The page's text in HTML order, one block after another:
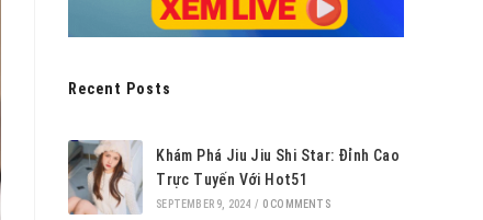
Recent Posts
Khám Phá Jiu Jiu Shi Star: Đỉnh Cao
Trực Tuyến Với Hot51
SEPTEMBER 9, 2024 / 0 COMMENTS